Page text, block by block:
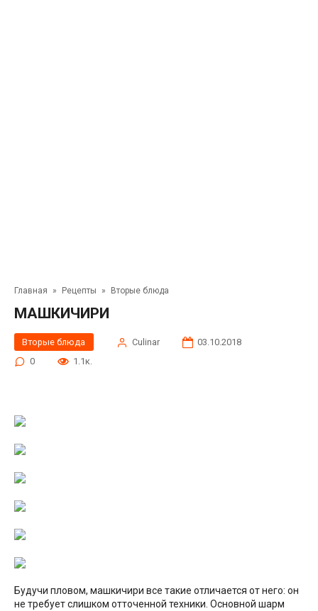
Главная » Рецепты » Вторые блюда
МАШКИЧИРИ
Вторые блюда Сulinar
03.10.2018
0
1.1к.
Будучи пловом, машкичири все такие отличается от него: он
не требует слишком отточенной техники. Основной шарм